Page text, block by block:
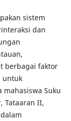
sistem
dan
berbagai faktor
untuk
mahasiswa Suku
Tataaran II,